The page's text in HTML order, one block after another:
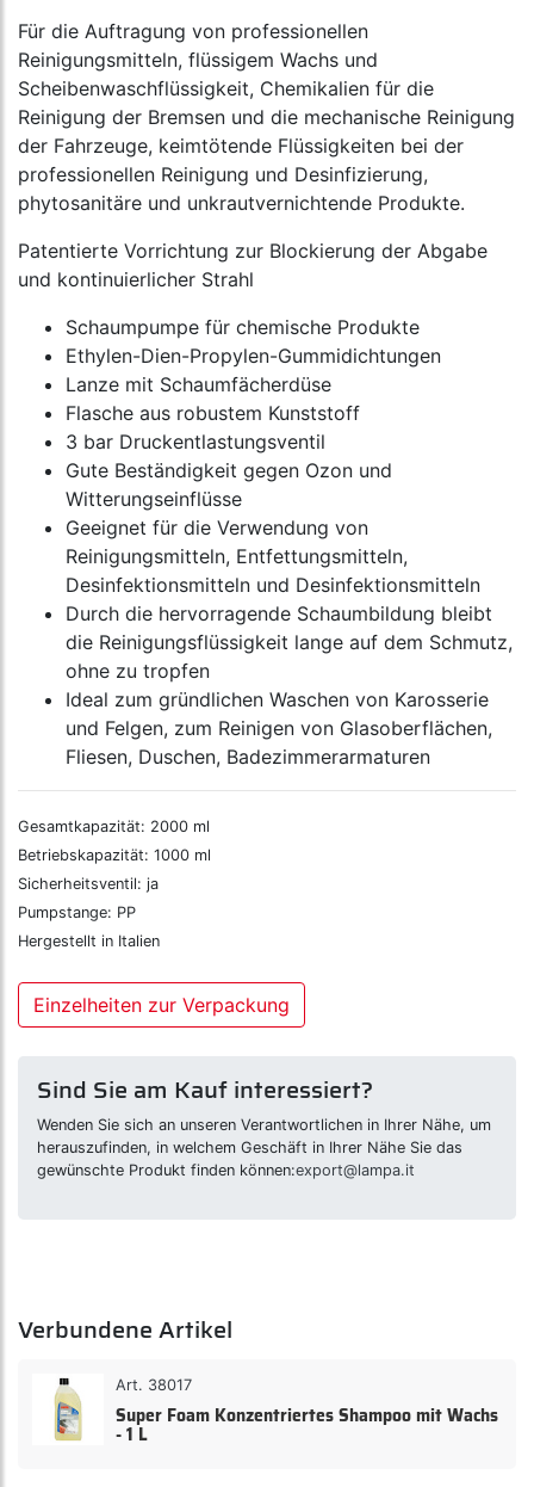
Für die Auftragung von professionellen
Reinigungsmitteln, flüssigem Wachs und
Scheibenwaschflüssigkeit, Chemikalien für die
Reinigung der Bremsen und die mechanische Reinigung
der Fahrzeuge, keimtötende Flüssigkeiten bei der
professionellen Reinigung und Desinfizierung,
phytosanitäre und unkrautvernichtende Produkte.
Patentierte Vorrichtung zur Blockierung der Abgabe
und kontinuierlicher Strahl
Schaumpumpe für chemische Produkte
Ethylen-Dien-Propylen-Gummidichtungen
Lanze mit Schaumfächerdüse
Flasche aus robustem Kunststoff
3 bar Druckentlastungsventil
Gute Beständigkeit gegen Ozon und
Witterungseinflüsse
Geeignet für die Verwendung von
Reinigungsmitteln, Entfettungsmitteln,
Desinfektionsmitteln und Desinfektionsmitteln
Durch die hervorragende Schaumbildung bleibt
die Reinigungsflüssigkeit lange auf dem Schmutz,
ohne zu tropfen
Ideal zum gründlichen Waschen von Karosserie
und Felgen, zum Reinigen von Glasoberflächen,
Fliesen, Duschen, Badezimmerarmaturen
Gesamtkapazität: 2000 ml
Betriebskapazität: 1000 ml
Sicherheitsventil: ja
Pumpstange: PP
Hergestellt in Italien
Einzelheiten zur Verpackung
Sind Sie am Kauf interessiert?
Wenden Sie sich an unseren Verantwortlichen in Ihrer Nähe, um
herauszufinden, in welchem Geschäft in Ihrer Nähe Sie das
gewünschte Produkt finden können:export@lampa.it
Verbundene Artikel
Art. 38017
Super Foam Konzentriertes Shampoo mit Wachs
- 1 L